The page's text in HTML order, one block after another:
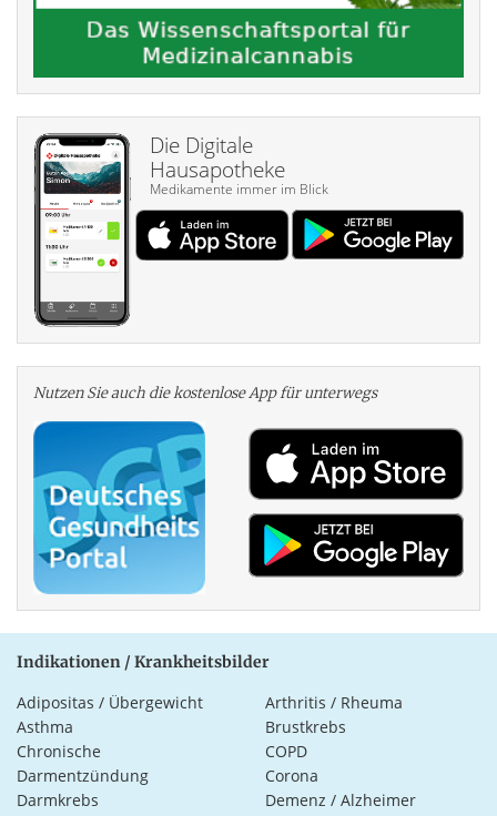
Die Digitale
Hausapotheke
Medikamente immer im Blick
Nutzen Sie auch die kosten­lose App für unterwegs
Indikationen / Krankheitsbilder
Adipositas / Übergewicht
Arthritis / Rheuma
Asthma
Brustkrebs
Chronische
Darmentzündung
COPD
Corona
Darmkrebs
Demenz / Alzheimer